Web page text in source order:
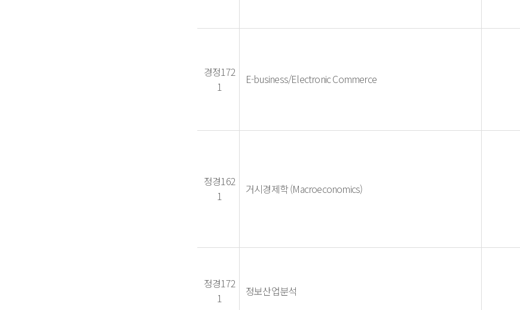
경정172
1
E-business/Electronic Commerce
정경162
1
거시경제학 (Macroeconomics)
정경172
1
정보산업분석